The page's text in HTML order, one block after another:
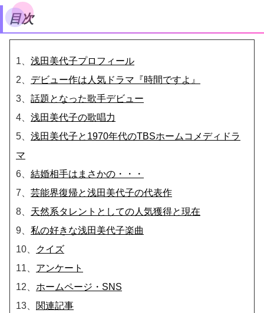
目次
1、 浅田美代子プロフィール
2、 デビュー作は人気ドラマ『時間ですよ』
3、 話題となった歌手デビュー
4、 浅田美代子の歌唱力
5、 浅田美代子と1970年代のTBSホームコメディドラ
マ
6、 結婚相手はまさかの・・・
7、 芸能界復帰と浅田美代子の代表作
8、 天然系タレントとしての人気獲得と現在
9、 私の好きな浅田美代子楽曲
10、
クイズ
11、 アンケート
12、 ホームページ・SNS
13、 関連記事